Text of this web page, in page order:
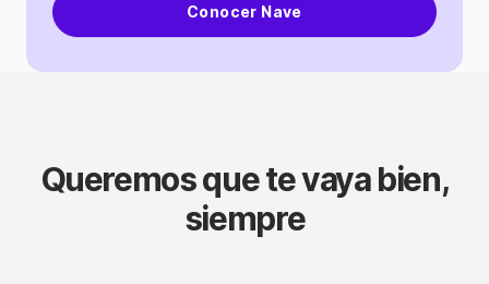
Conocer Nave
Queremos que te vaya bien,
siempre